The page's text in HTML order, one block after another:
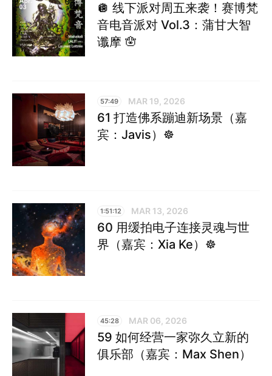
🪩 线下派对周五来袭！赛博梵
音电音派对 Vol.3：蒲甘大智
谶摩 🪬
57:49 MAR 19, 2026
61 打造佛系蹦迪新场景（嘉
宾：Javis）☸︎
1:51:12 MAR 13, 2026
60 用缓拍电子连接灵魂与世
界（嘉宾：Xia Ke）☸︎
45:28 MAR 06, 2026
59 如何经营一家弥久立新的
俱乐部（嘉宾：Max Shen）